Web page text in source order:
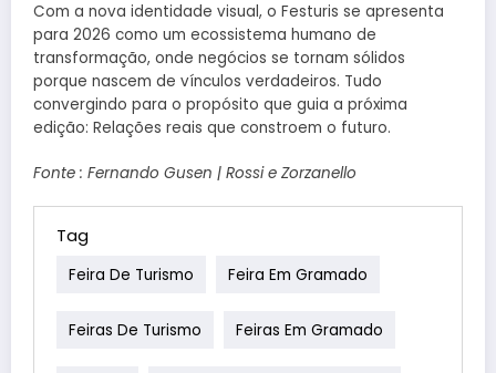
Com a nova identidade visual, o Festuris se apresenta
para 2026 como um ecossistema humano de
transformação, onde negócios se tornam sólidos
porque nascem de vínculos verdadeiros. Tudo
convergindo para o propósito que guia a próxima
edição: Relações reais que constroem o futuro.
Fonte : Fernando Gusen | Rossi e Zorzanello
Tag
Feira De Turismo Feira Em Gramado
Feiras De Turismo Feiras Em Gramado